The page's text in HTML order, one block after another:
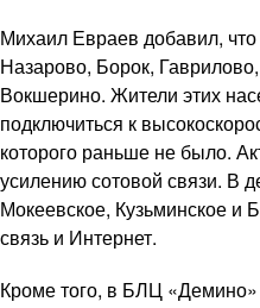
Михаил Евраев добавил,
Назарово, Борок,
Вокшерино. Жители этих
подключиться к
которого раньше не было.
усилению сотовой связи. В
Мокеевское, Кузьминское и
связь и Интернет.
Кроме того, в БЛЦ